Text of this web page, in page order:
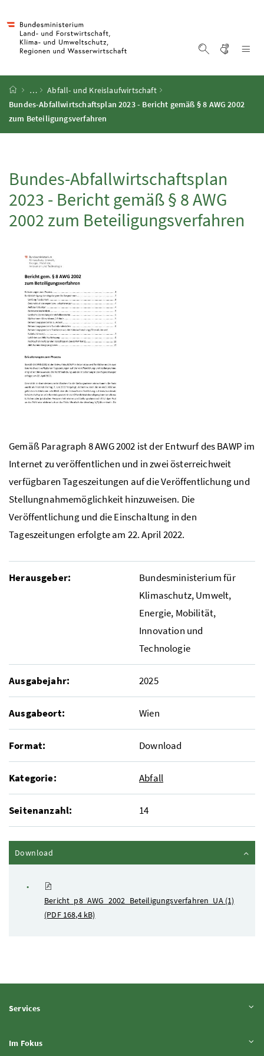
Startseite
…
Abfall- und Kreislaufwirtschaft
Bundes-Abfallwirtschaftsplan 2023 - Bericht gemäß § 8 AWG 2002
zum Beteiligungsverfahren
Bundes-Abfallwirtschaftsplan
2023 - Bericht gemäß § 8 AWG
2002 zum Beteiligungsverfahren
Gemäß Paragraph 8AWG2002 ist der Entwurf desBAWP im
Internet zu veröffentlichen und in zwei österreichweit
verfügbaren Tageszeitungen auf die Veröffentlichung und
Stellungnahmemöglichkeit hinzuweisen. Die
Veröffentlichung und die Einschaltung in den
Tageszeitungen erfolgte am 22. April 2022.
Herausgeber:
Bundesministerium für
Klimaschutz, Umwelt,
Energie, Mobilität,
Innovation und
Technologie
Ausgabejahr: 2025
Ausgabeort: Wien
Format: Download
Kategorie: Abfall
Seitenanzahl: 14
Download
Bericht_p8_AWG_2002_Beteiligungsverfahren_UA (1)
(PDF 168,4 kB)
ServicesInhalt aufklappen
Im FokusInhalt aufklappen